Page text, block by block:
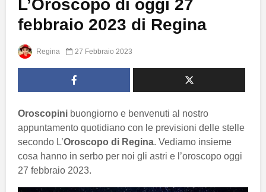
L’Oroscopo di oggi 27
febbraio 2023 di Regina
Regina 27 Febbraio 2023
Oroscopini buongiorno e benvenuti al nostro
appuntamento quotidiano con le previsioni delle stelle
secondo L’Oroscopo di Regina. Vediamo insieme
cosa hanno in serbo per noi gli astri e l’oroscopo oggi
27 febbraio 2023.